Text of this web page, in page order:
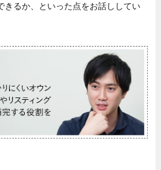
きるか、といった点をお話ししてい